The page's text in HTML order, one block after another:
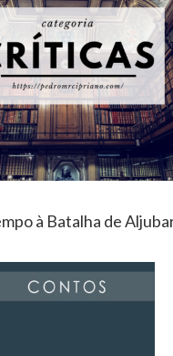
à Batalha de